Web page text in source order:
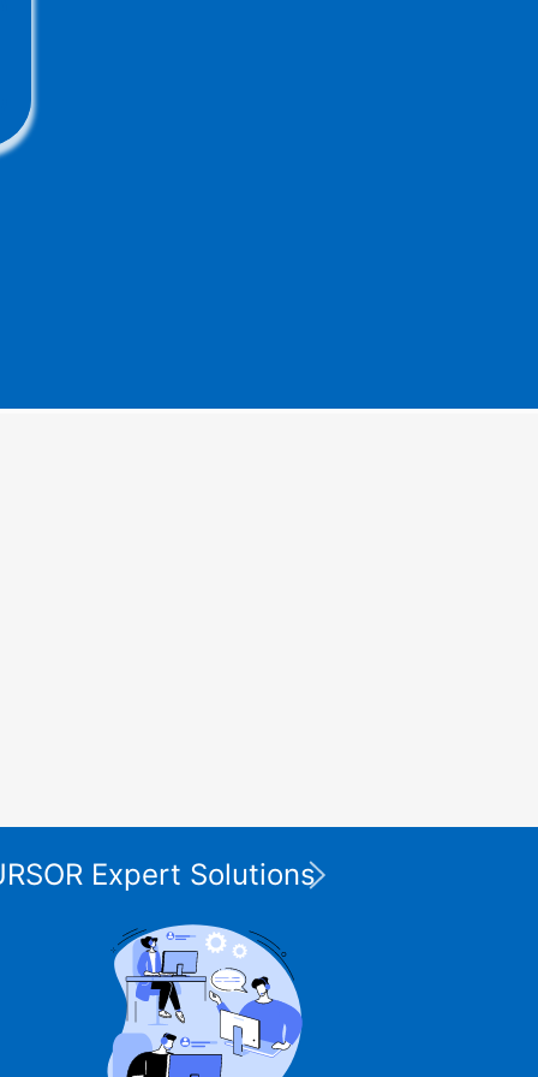
Expert Solutions